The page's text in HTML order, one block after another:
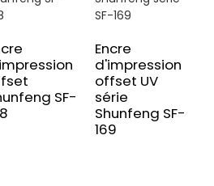
SF-
Encre
d'impression
offset UV
série
Shunfeng SF-
169